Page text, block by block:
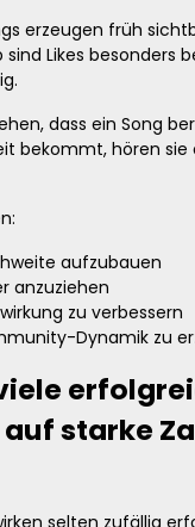
erzeugen früh
Likes besonders
dass ein Song
bekommt, hören
aufzubauen
anzuziehen
zu verbessern
Dynamik zu
starke
selten zufällig